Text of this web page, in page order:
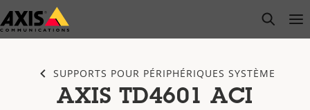
Passer
au
open
SUPPORTS POUR PÉRIPHÉRIQUES SYSTÈME
AXIS TD4601 ACI